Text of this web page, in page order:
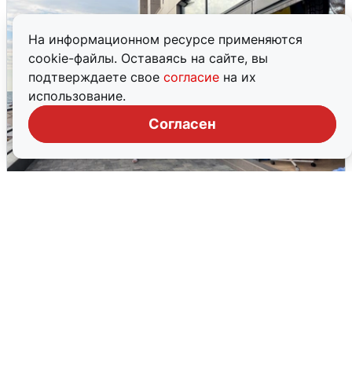
На информационном ресурсе применяются
cookie-файлы. Оставаясь на сайте, вы
подтверждаете свое согласие на их
использование.
Согласен